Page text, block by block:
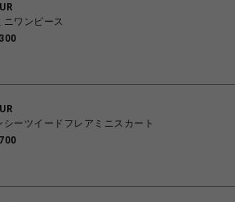
ニワンピース
シーツイードフレアミニスカート